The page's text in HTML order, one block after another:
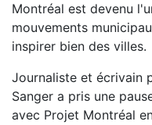
Montréal est devenu
mouvements
inspirer bien des villes.
Journaliste et écrivain
Sanger a pris une
avec Projet Montréal